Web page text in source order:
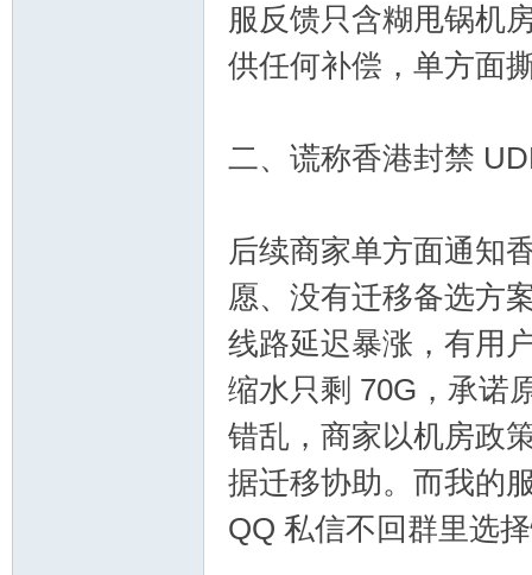
服反馈只含糊甩锅机
供任何补偿，单方面
二、谎称香港封禁
后续商家单方面通知
愿、没有迁移备选方
线路延迟暴涨，有用
缩水只剩 70G，承诺
错乱，商家以机房政
据迁移协助。而我的
QQ 私信不回群里选